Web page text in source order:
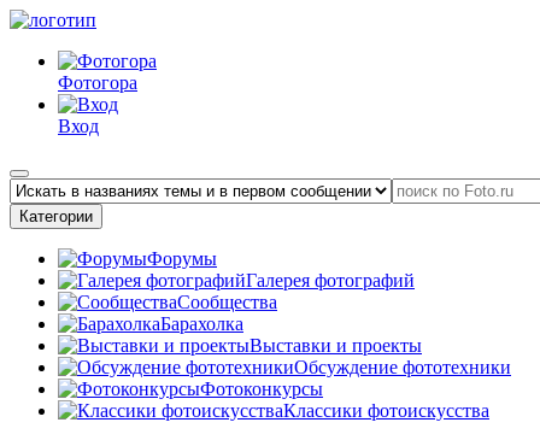
Фотогора
Вход
Категории
Форумы
Галерея фотографий
Сообщества
Барахолка
Выставки и проекты
Обсуждение фототехники
Фотоконкурсы
Классики фотоискусства